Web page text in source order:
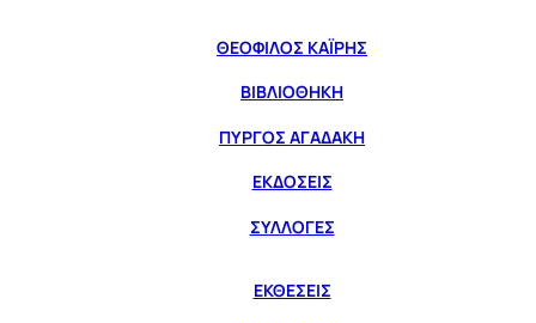
ΘΕΟΦΙΛΟΣ ΚΑΪΡΗΣ
ΒΙΒΛΙΟΘΗΚΗ
ΠΥΡΓΟΣ ΑΓΑΔΑΚΗ
ΕΚΔΟΣΕΙΣ
ΣΥΛΛΟΓΕΣ
ΕΚΘΕΣΕΙΣ